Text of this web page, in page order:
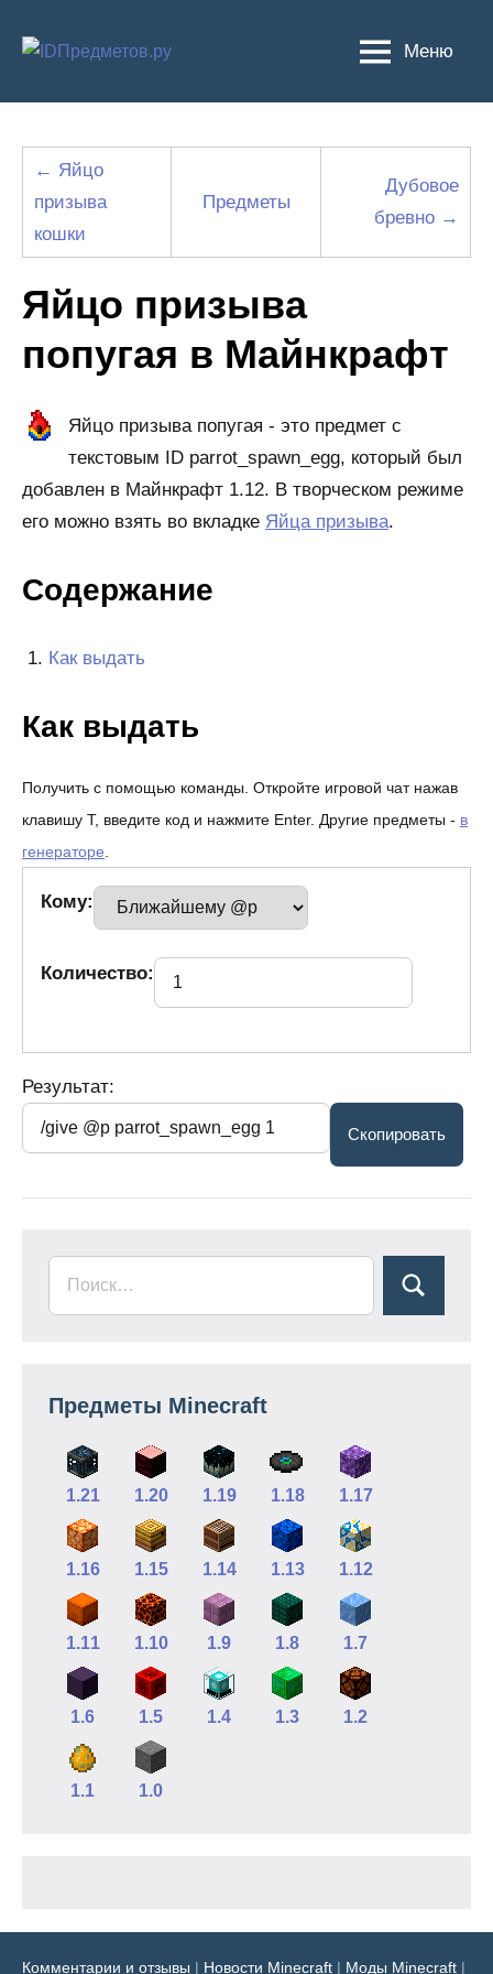
Меню
← Яйцо
призыва
кошки
Предметы
Дубовое
бревно →
Яйцо призыва
попугая в Майнкрафт
Яйцо призыва попугая - это предмет с
текстовым ID parrot_spawn_egg, который был
добавлен в Майнкрафт 1.12. В творческом режиме
его можно взять во вкладке Яйца призыва.
Содержание
Как выдать
Как выдать
Получить с помощью команды. Откройте игровой чат нажав
клавишу T, введите код и нажмите Enter. Другие предметы - в
генераторе.
Кому:
Количество:
Результат:
Предметы Minecraft
1.21 1.20 1.19 1.18 1.17
1.16 1.15 1.14 1.13 1.12
1.11 1.10 1.9 1.8 1.7
1.6 1.5 1.4 1.3 1.2
1.1 1.0
Комментарии и отзывы | Новости Minecraft | Моды Minecraft |